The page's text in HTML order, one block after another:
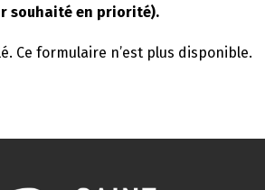
souhaité en priorité).
Ce formulaire n’est plus disponible.